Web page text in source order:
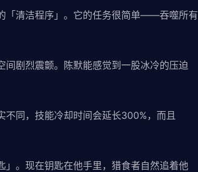
「清洁程序」。它的任务很简单——吞噬所有
剧烈震颤。陈默能感觉到一股冰冷的压迫
不同，技能冷却时间会延长300%，而且
」。现在钥匙在他手里，猎食者自然追着他